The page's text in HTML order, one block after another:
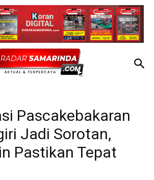
Pascakebakaran
Jadi Sorotan,
Pastikan Tepat